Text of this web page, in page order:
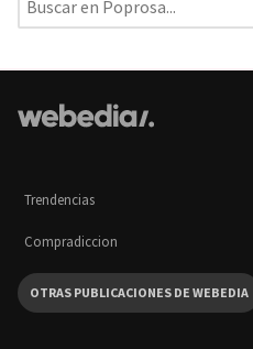
Trendencias
Compradiccion
OTRAS PUBLICACIONES DE WEBEDIA